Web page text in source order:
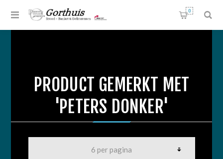
0
PRODUCT GEMERKT MET
'PETERS DONKER'